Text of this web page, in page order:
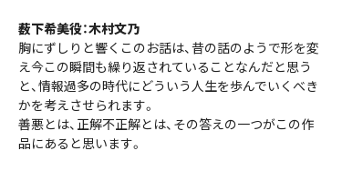
薮下希美役：木村文乃
胸にずしりと響くこのお話は、昔の話のようで形を変
え今この瞬間も繰り返されていることなんだと思う
と、情報過多の時代にどういう人生を歩んでいくべき
かを考えさせられます。
善悪とは、正解不正解とは、その答えの一つがこの作
品にあると思います。